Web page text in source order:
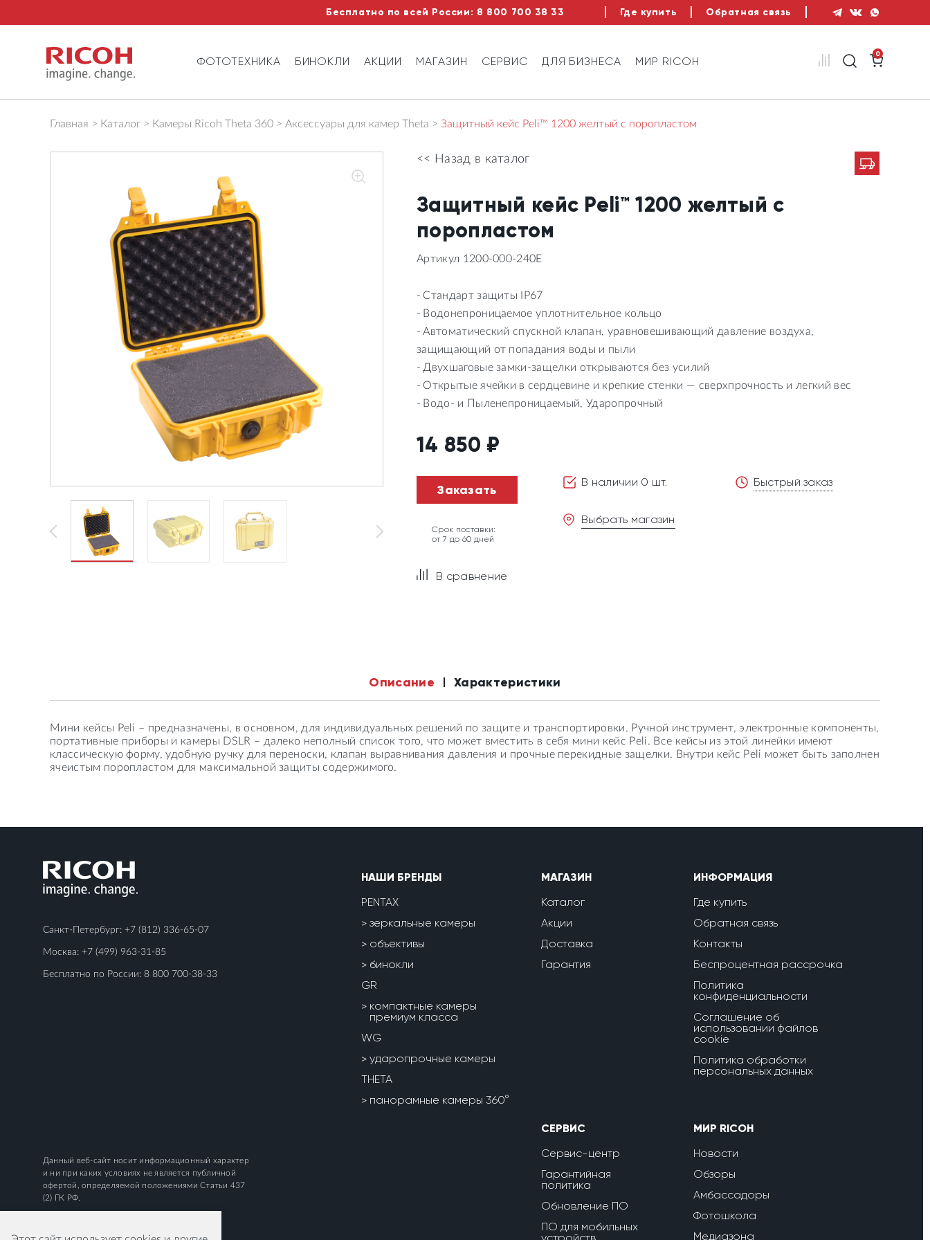
Бесплатно по всей России: 8 800 700 38 33 Где купить Обратная связь
ФОТОТЕХНИКА БИНОКЛИ АКЦИИ МАГАЗИН СЕРВИС ДЛЯ БИЗНЕСА МИР RICOH
0
Главная Каталог Камеры Ricoh Theta 360 Аксессуары для камер Theta Защитный кейс Peli™ 1200 желтый с поропластом
<< Назад в каталог
Защитный кейс Peli™ 1200 желтый с
поропластом
Артикул 1200-000-240E
Стандарт защиты IP67
Водонепроницаемое уплотнительное кольцо
Автоматический спускной клапан, уравновешивающий давление воздуха,
защищающий от попадания воды и пыли
Двухшаговые замки-защелки открываются без усилий
Открытые ячейки в сердцевине и крепкие стенки — сверхпрочность и легкий вес
Водо- и Пыленепроницаемый, Ударопрочный
14 850 ₽
Заказать
Срок поставки:
от 7 до 60 дней
В сравнение
В наличии 0 шт.
Выбрать магазин
Быстрый заказ
Описание Характеристики
Мини кейсы Peli – предназначены, в основном, для индивидуальных решений по защите и транспортировки. Ручной инструмент, электронные компоненты,
портативные приборы и камеры DSLR – далеко неполный список того, что может вместить в себя мини кейс Peli. Все кейсы из этой линейки имеют
классическую форму, удобную ручку для переноски, клапан выравнивания давления и прочные перекидные защелки. Внутри кейс Peli может быть заполнен
ячеистым поропластом для максимальной защиты содержимого.
Санкт-Петербург: +7 (812) 336-65-07
Москва: +7 (499) 963-31-85
Бесплатно по России: 8 800 700-38-33
НАШИ БРЕНДЫ
PENTAX
зеркальные камеры
объективы
бинокли
GR
компактные камеры
премиум класса
WG
ударопрочные камеры
THETA
панорамные камеры 360°
МАГАЗИН
Каталог
Акции
Доставка
Гарантия
ИНФОРМАЦИЯ
Где купить
Обратная связь
Контакты
Беспроцентная рассрочка
Политика
конфиденциальности
Соглашение об
использовании файлов
cookie
Политика обработки
персональных данных
СЕРВИС
Сервис-центр
Гарантийная
политика
Обновление ПО
ПО для мобильных
МИР RICOH
Новости
Обзоры
Амбассадоры
Фотошкола
Медиазона
Данный веб-сайт носит информационный характер
и ни при каких условиях не является публичной
офертой, определяемой положениями Статьи 437
(2) ГК РФ.